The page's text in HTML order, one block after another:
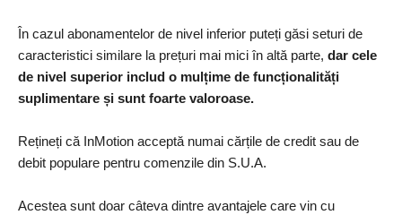
În cazul abonamentelor de nivel inferior puteți găsi seturi de
caracteristici similare la prețuri mai mici în altă parte, dar cele
de nivel superior includ o mulțime de funcționalități
suplimentare și sunt foarte valoroase.
Rețineți că InMotion acceptă numai cărțile de credit sau de
debit populare pentru comenzile din S.U.A.
Acestea sunt doar câteva dintre avantajele care vin cu